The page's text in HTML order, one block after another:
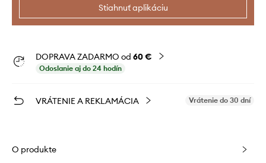
Stiahnuť aplikáciu
DOPRAVA ZADARMO od 60 €
Odoslanie aj do 24 hodín
VRÁTENIE A REKLAMÁCIA Vrátenie do 30 dní
O produkte